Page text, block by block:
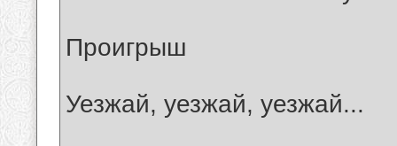
Проигрыш
Уезжай, уезжай, уезжай...